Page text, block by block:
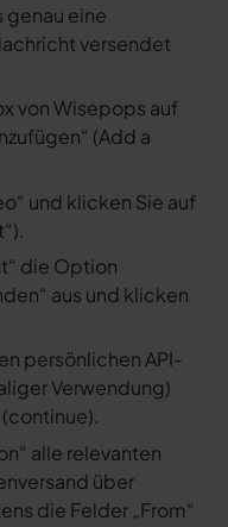
genau eine
versendet
von Wisepops auf
(Add a
und klicken Sie auf
die Option
aus und klicken
persönlichen API-
Verwendung)
alle relevanten
über
die Felder „From“